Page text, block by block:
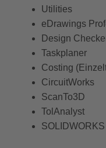
Utilities
eDrawings
Design
Taskplaner
Costing
CircuitWorks
ScanTo3D
TolAnalyst